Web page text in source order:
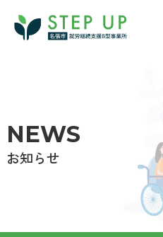
content
NEWS
お知らせ